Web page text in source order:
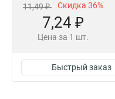
11,49 ₽ Скидка 36%
7,24 ₽
Цена за 1 шт.
Быстрый заказ